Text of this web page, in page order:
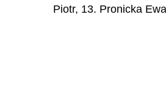
Piotr, 13. Pronicka